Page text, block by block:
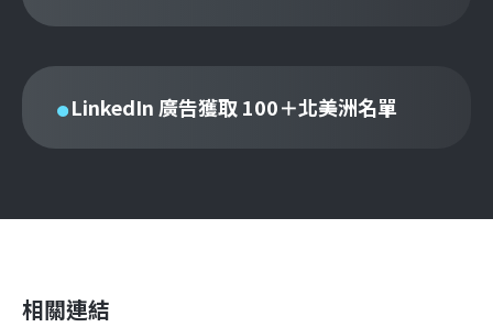
LinkedIn 廣告獲取 100＋北美洲名單
相關連結